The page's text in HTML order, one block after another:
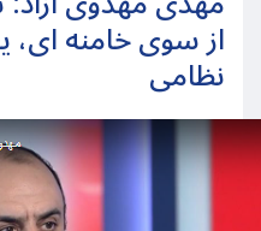
از سوی خامنه
نظامی